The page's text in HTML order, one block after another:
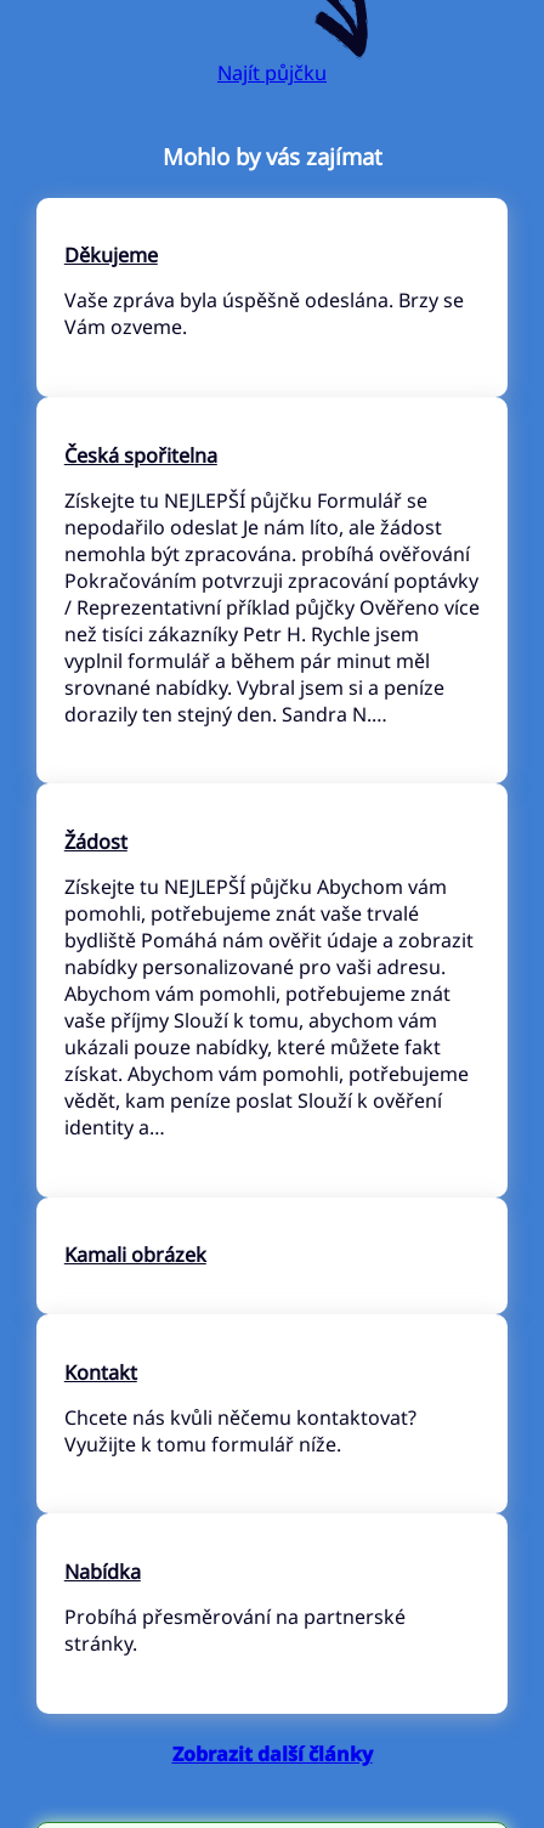
Najít půjčku
Mohlo by vás zajímat
Děkujeme
Vaše zpráva byla úspěšně odeslána. Brzy se
Vám ozveme.
Česká spořitelna
Získejte tu NEJLEPŠÍ půjčku Formulář se
nepodařilo odeslat Je nám líto, ale žádost
nemohla být zpracována. probíhá ověřování
Pokračováním potvrzuji zpracování poptávky
/ Reprezentativní příklad půjčky Ověřeno více
než tisíci zákazníky Petr H. Rychle jsem
vyplnil formulář a během pár minut měl
srovnané nabídky. Vybral jsem si a peníze
dorazily ten stejný den. Sandra N.…
Žádost
Získejte tu NEJLEPŠÍ půjčku Abychom vám
pomohli, potřebujeme znát vaše trvalé
bydliště Pomáhá nám ověřit údaje a zobrazit
nabídky personalizované pro vaši adresu.
Abychom vám pomohli, potřebujeme znát
vaše příjmy Slouží k tomu, abychom vám
ukázali pouze nabídky, které můžete fakt
získat. Abychom vám pomohli, potřebujeme
vědět, kam peníze poslat Slouží k ověření
identity a…
Kamali obrázek
Kontakt
Chcete nás kvůli něčemu kontaktovat?
Využijte k tomu formulář níže.
Nabídka
Probíhá přesměrování na partnerské
stránky.
Zobrazit další články